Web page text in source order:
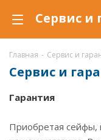
Главная - Сервис и
Сервис и
Гарантия
Приобретая